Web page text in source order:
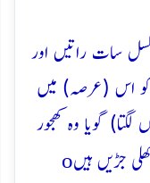
سات راتیں اور
کو اس (عرصہ) میں
گویا وہ کھجور
جڑیں ہیںo